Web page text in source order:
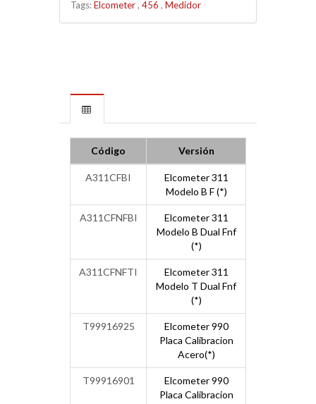
Tags:Elcometer, 456 , Medidor
Código Versión
A311CFBI
Elcometer 311
Modelo B F (*)
A311CFNFBI
Elcometer 311
Modelo B Dual Fnf
(*)
A311CFNFTI
Elcometer 311
Modelo T Dual Fnf
(*)
T99916925
Elcometer 990
Placa Calibracion
Acero(*)
T99916901
Elcometer 990
Placa Calibracion